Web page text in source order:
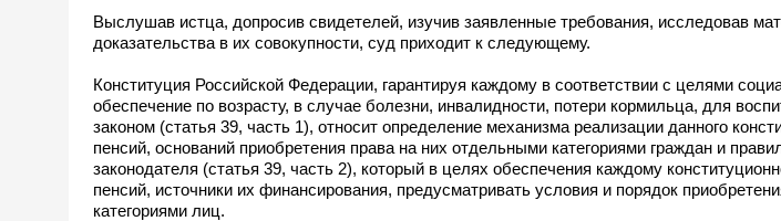
Выслушав истца, допросив свидетелей, изучив заявленные требования, исследовав
доказательства в их совокупности, суд приходит к следующему.
Конституция Российской Федерации, гарантируя каждому в соответствии с целями
обеспечение по возрасту, в случае болезни, инвалидности, потери кормильца, для
законом (статья 39, часть 1), относит определение механизма реализации данного
пенсий, оснований приобретения права на них отдельными категориями граждан и
законодателя (статья 39, часть 2), который в целях обеспечения каждому
пенсий, источники их финансирования, предусматривать условия и порядок
категориями лиц.